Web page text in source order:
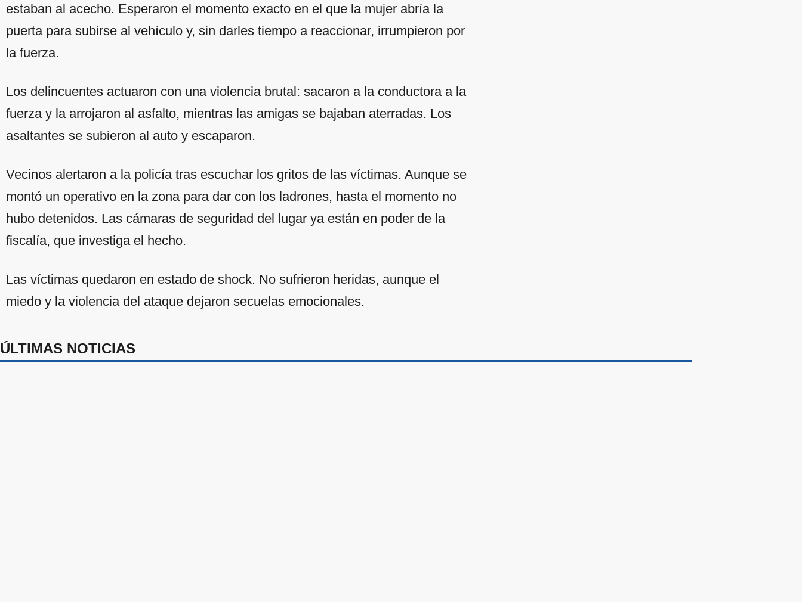
estaban al acecho. Esperaron el momento exacto en el que la mujer abría la
puerta para subirse al vehículo y, sin darles tiempo a reaccionar, irrumpieron por
la fuerza.
Los delincuentes actuaron con una violencia brutal: sacaron a la conductora a la
fuerza y la arrojaron al asfalto, mientras las amigas se bajaban aterradas. Los
asaltantes se subieron al auto y escaparon.
Vecinos alertaron a la policía tras escuchar los gritos de las víctimas. Aunque se
montó un operativo en la zona para dar con los ladrones, hasta el momento no
hubo detenidos. Las cámaras de seguridad del lugar ya están en poder de la
fiscalía, que investiga el hecho.
Las víctimas quedaron en estado de shock. No sufrieron heridas, aunque el
miedo y la violencia del ataque dejaron secuelas emocionales.
ÚLTIMAS NOTICIAS